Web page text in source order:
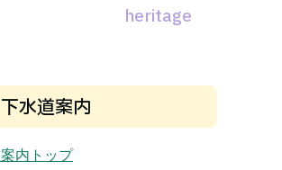
下水道案内
内トップ